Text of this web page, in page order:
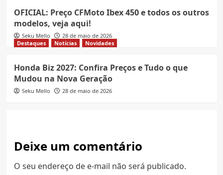
OFICIAL: Preço CFMoto Ibex 450 e todos os outros
modelos, veja aqui!
Seku Mello
28 de maio de 2026
Destaques
Notícias Novidades
Honda Biz 2027: Confira Preços e Tudo o que
Mudou na Nova Geração
Seku Mello 28 de maio de 2026
Deixe um comentário
O seu endereço de e-mail não será publicado.